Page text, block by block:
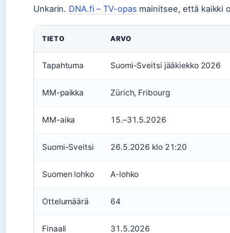
Unkarin. DNA.fi – TV-opas mainitsee, että kaikki
TIETO ARVO
Tapahtuma Suomi-Sveitsi jääkiekko 2026
MM-paikka Zürich, Fribourg
MM-aika 15.–31.5.2026
Suomi-Sveitsi 26.5.2026 klo 21:20
Suomen lohko A-lohko
Ottelumäärä 64
Finaali 31.5.2026